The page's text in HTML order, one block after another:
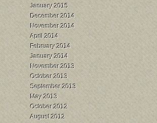
January 2015
December 2014
November 2014
April 2014
February 2014
January 2014
November 2013
October 2013
September 2013
May 2013
October 2012
August 2012